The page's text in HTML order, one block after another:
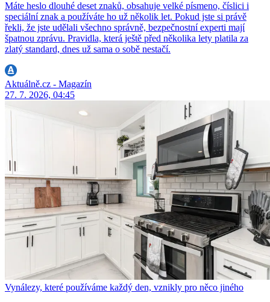
Máte heslo dlouhé deset znaků, obsahuje velké písmeno, číslici i
speciální znak a používáte ho už několik let. Pokud jste si právě
řekli, že jste udělali všechno správně, bezpečnostní experti mají
špatnou zprávu. Pravidla, která ještě před několika lety platila za
zlatý standard, dnes už sama o sobě nestačí.
Aktuálně.cz - Magazín
27. 7. 2026, 04:45
Vynálezy, které používáme každý den, vznikly pro něco jiného